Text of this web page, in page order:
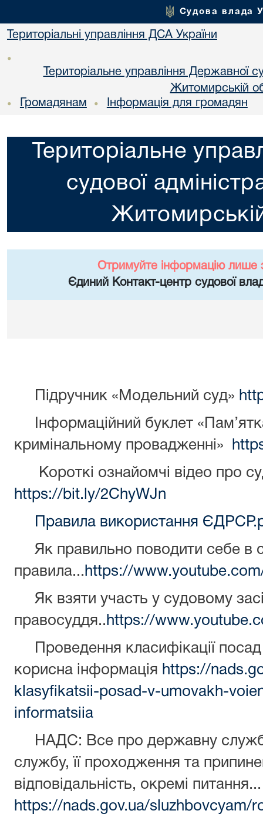
Судова влада
Територіальні управління ДСА України
•
Територіальне управління Державної
Житомирській
• Громадянам • Інформація для громадян
Територіальне
судової
Отримуйте інформацію лише
Єдиний Контакт-центр судової
Підручник «Модельний суд»
Інформаційний буклет
кримінальному провадженні»
Короткі ознайомчі відео про
https://bit.ly/2ChyWJn
Правила використання
Як правильно поводити себе в
правила... https://
Як взяти участь у судовому
правосуддя.. https://
Проведення класифікації
корисна інформація https://
klasyfikatsii-posad-v-umovakh-
informatsiia
НАДС: Все про державну
службу, її проходження та
відповідальність, окремі питання...
https://nads.gov.ua/sluzhbovcyam/